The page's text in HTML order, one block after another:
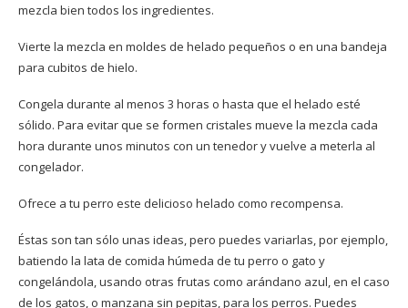
mezcla bien todos los ingredientes.
Vierte la mezcla en moldes de helado pequeños o en una bandeja
para cubitos de hielo.
Congela durante al menos 3 horas o hasta que el helado esté
sólido. Para evitar que se formen cristales mueve la mezcla cada
hora durante unos minutos con un tenedor y vuelve a meterla al
congelador.
Ofrece a tu perro este delicioso helado como recompensa.
Éstas son tan sólo unas ideas, pero puedes variarlas, por ejemplo,
batiendo la lata de comida húmeda de tu perro o gato y
congelándola, usando otras frutas como arándano azul, en el caso
de los gatos, o manzana sin pepitas, para los perros. Puedes